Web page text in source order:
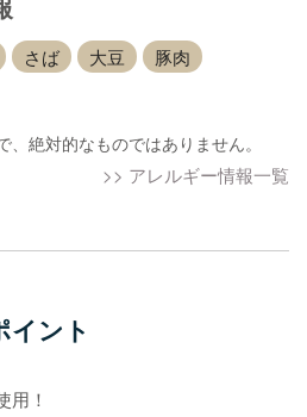
さば 大豆
豚肉
絶対的なものではありません。
>> アレルギー情報一覧
イント
用！